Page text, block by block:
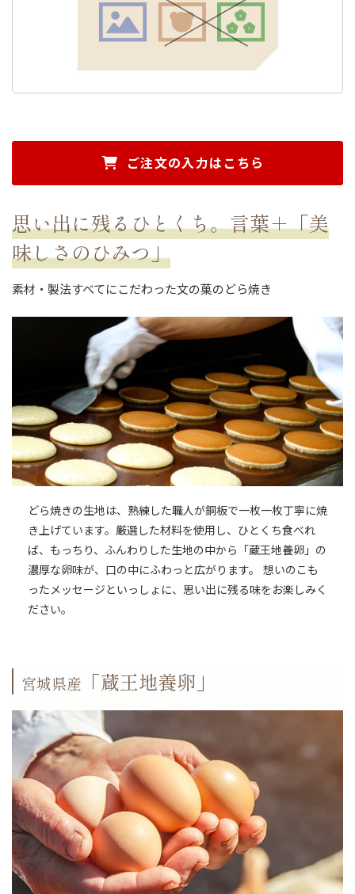
ご注文の入力はこちら
思い出に残るひとくち。言葉＋「美
味しさのひみつ」
素材・製法すべてにこだわった文の菓のどら焼き
どら焼きの生地は、熟練した職人が銅板で一枚一枚丁寧に焼
き上げています。厳選した材料を使用し、ひとくち食べれ
ば、もっちり、ふんわりした生地の中から「蔵王地養卵」の
濃厚な卵味が、口の中にふわっと広がります。 想いのこも
ったメッセージといっしょに、思い出に残る味をお楽しみく
ださい。
宮城県産 「蔵王地養卵」